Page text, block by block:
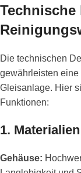
Technische
Die technischen
gewährleisten eine
Gleisanlage. Hier
Funktionen:
1. Materialien
Gehäuse: